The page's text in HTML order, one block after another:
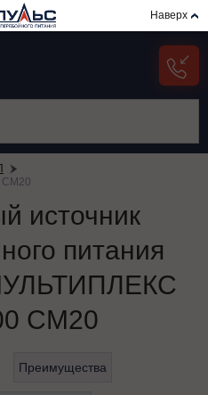
Наверх
СМ20
источник
питания
СМ20
Преимущества